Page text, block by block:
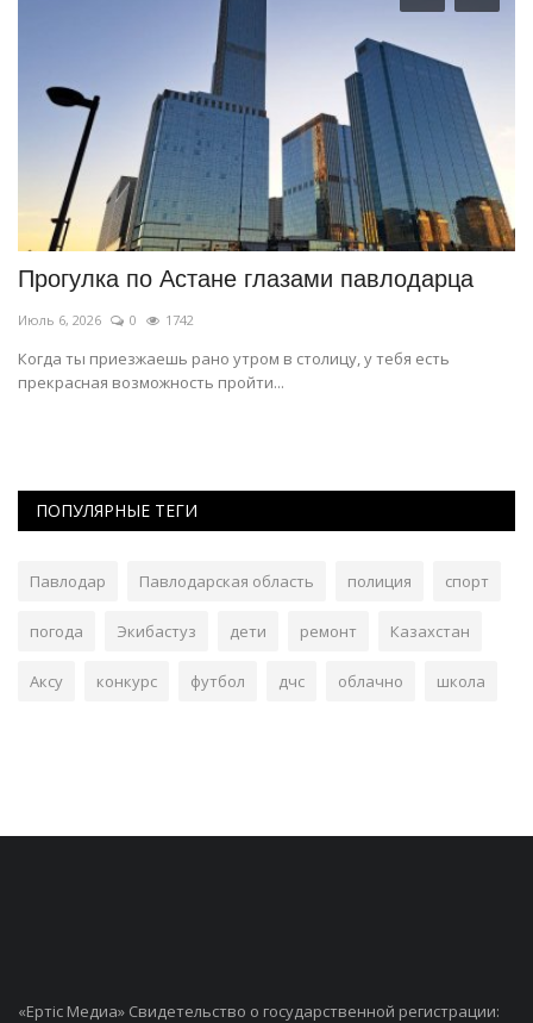
Прогулка по Астане глазами павлодарца
Июль 6, 2026 0 1742
Когда ты приезжаешь рано утром в столицу, у тебя есть
прекрасная возможность пройти...
ПОПУЛЯРНЫЕ ТЕГИ
Павлодар Павлодарская область полиция спорт
погода Экибастуз дети ремонт Казахстан
Аксу конкурс футбол дчс облачно школа
«Ертiс Медиа» Свидетельство о государственной регистрации: